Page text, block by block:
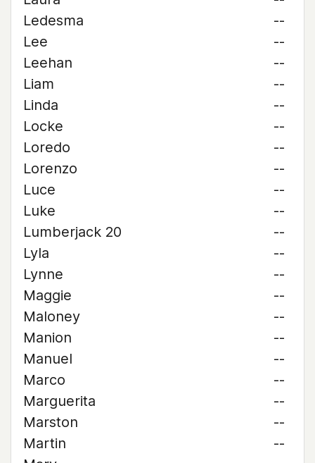
Ledesma
--
Lee
--
Leehan
--
Liam
--
Linda
--
Locke
--
Loredo
--
Lorenzo
--
Luce
--
Luke
--
Lumberjack 20
--
Lyla
--
Lynne
--
Maggie
--
Maloney
--
Manion
--
Manuel
--
Marco
--
Marguerita
--
Marston
--
Martin
--